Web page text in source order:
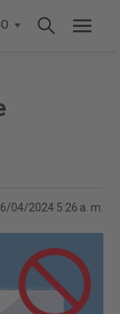
04/2024 5:26 a. m.